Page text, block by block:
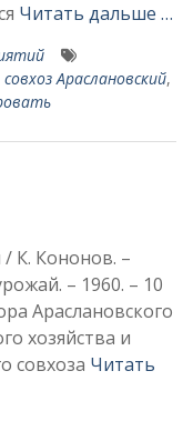
Читать дальше …
совхоз Араслановский,
К. Кононов. –
– 1960. – 10
Араслановского
хозяй­ства и
совхоза Читать